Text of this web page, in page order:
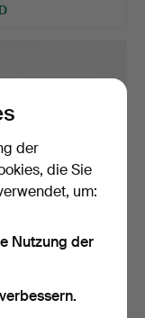
19.
bemalt.
der
die Sie
um:
Nutzung der